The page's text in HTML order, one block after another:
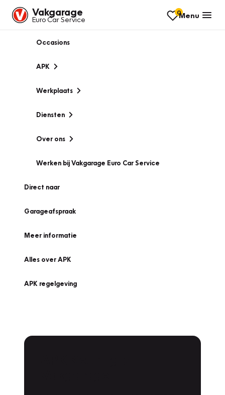
Vakgarage
Euro Car Service
0Menu
Occasions
APK
Werkplaats
Diensten
Over ons
Werken bij Vakgarage Euro Car Service
Direct naar
Garageafspraak
Meer informatie
Alles over APK
APK regelgeving